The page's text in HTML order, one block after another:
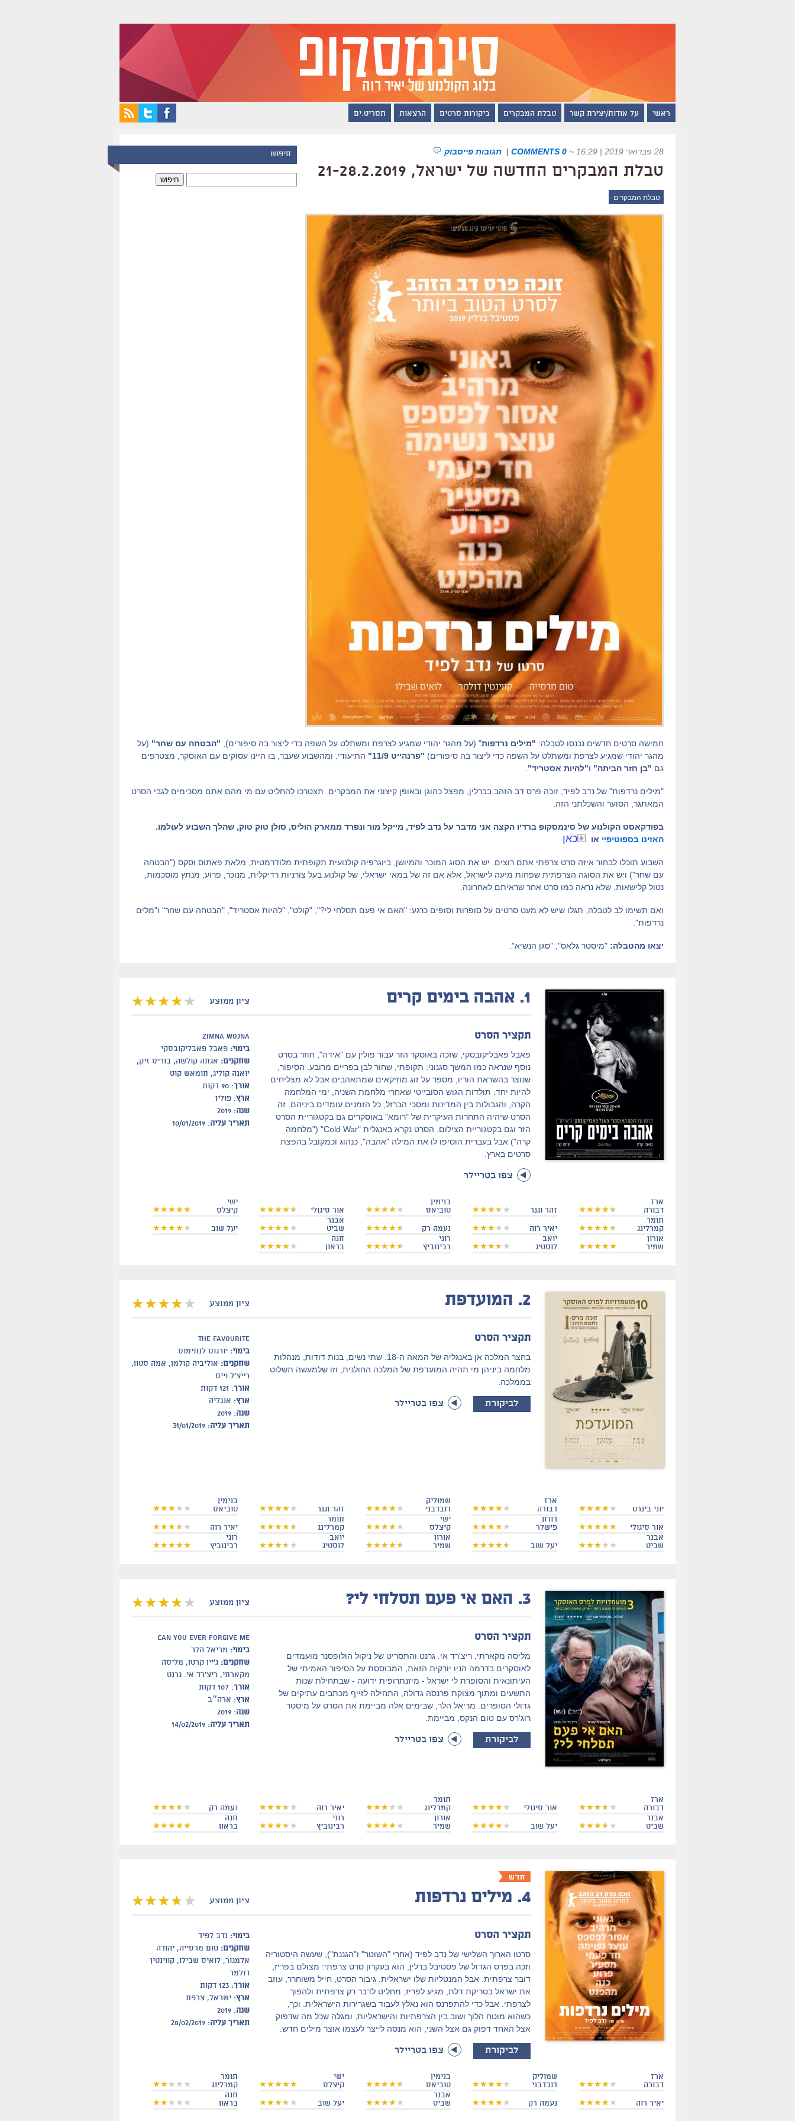
ראשי על אודות/יצירת קשר טבלת המבקרים ביקורות סרטים הרצאות תסריט.ים
חיפוש 28 פברואר 2019 | 16:29 ~
0 COMMENTS
| תגובות פייסבוק
טבלת המבקרים החדשה של ישראל, 21-28.2.2019
טבלת המבקרים
חמישה סרטים חדשים נכנסו לטבלה: "מילים נרדפות" (על מהגר יהודי שמגיע לצרפת ומשתלט על השפה כדי ליצור בה סיפורים), "הבטחה עם שחר" (על
מהגר יהודי שמגיע לצרפת ומשתלט על השפה כדי ליצור בה סיפורים) "פרנהייט 11/9"
התיעודי. ומהשבוע שעבר, בו היינו עסוקים עם האוסקר, מצטרפים
גם "בן חזר הביתה" ו"להיות אסטריד"
"מילים נרדפות" של נדב לפיד, זוכה פרס דב הזהב בברלין, מפצל כהוגן ובאופן קיצוני את המבקרים. תצטרכו להחליט עם מי מהם אתם מסכימים לגבי הסרט
המאתגר, הסוער והשכלתני הזה.
בפודקאסט הקולנוע של סינמסקופ ברדיו הקצה אני מדבר על נדב לפיד, מייקל מור ונפרד ממארק הוליס, סולן טוק טוק, שהלך השבוע לעולמו.
האזינו בספוטיפיי או כאן
השבוע תוכלו לבחור איזה סרט צרפתי אתם רוצים. יש את הסוג המוכר והמיושן, ביוגרפיה קולנועית תקופתית מלודרמטית, מלאת פאתוס וסקס ("הבטחה
עם שחר") ויש את הסוגה הצרפתית שפחות מיעה לישראל, אלא אם זה של במאי ישראלי, של קולנוע בעל צורניות רדיקלית, מנוכר, פרוע, מנתץ מוסכמות,
נטול קלישאות, שלא נראה כמו סרט אחר שראיתם לאחרונה.
ואם תשימו לב לטבלה, תגלו שיש לא מעט סרטים על סופרות וסופים כרגע: "האם אי פעם תסלחי לי?", "קולט", "להיות אסטריד", "הבטחה עם שחר" ו"מלים
נרדפות".
יצאו מהטבלה: "מיסטר גלאס", "סגן הנשיא".
ציון ממוצע 1. אהבה בימים קרים
Zimna wojna
בימוי: פאבל פאבליקובסקי
שחקנים: אגתה קולשה, בוריס זיק,
יואנה קוליג, תומאש קוט
אורך: 90 דקות
ארץ: פולין
שנה: 2019
תאריך עליה: 10/01/2019
תקציר הסרט
פאבל פאבליקובסקי, שזכה באוסקר הזר עבור פולין עם "אידה", חוזר בסרט
נוסף שנראה כמו המשך סגנוני: תקופתי, שחור לבן בפריים מרובע. הסיפור,
שנוצר בהשראת הוריו, מספר על זוג מוזיקאים שמתאהבים אבל לא מצליחים
להיות יחד: תולדות הגוש הסובייטי שאחרי מלחמת השניה, ימי המלחמה
הקרה, והגבולות בין המדינות ומסכי הברזל, כל הזמנים עומדים ביניהם. זה
הסרט שיהיה התחרות העיקרית של "רומא" באוסקרים גם בקטגוריית הסרט
הזר וגם בקטגוריית הצילום. הסרט נקרא באנגלית "Cold War" ("מלחמה
קרה") אבל בעברית הוסיפו לו את המילה "אהבה", כנהוג וכמקובל בהפצת
סרטים בארץ.
צפו בטריילר
ארז
דבורה
זהר וגנר
בנימין
טוביאס
אור סיגולי
ישי
קיצלס
תומר
קמרלינג
יאיר רוה נעמה רק
אבנר
שביט
יעל שוב
אורון
שמיר
יואב
לוסטיג
רוני
רבינוביץ
חנה
בראון
ציון ממוצע 2. המועדפת
the favourite
בימוי: יורגוס לנתימוס
שחקנים: אוליביה קולמן, אמה סטון,
רייצ'ל וייס
אורך: 121 דקות
ארץ: אנגליה
שנה: 2019
תאריך עליה: 31/01/2019
תקציר הסרט
בחצר המלכה אן באנגליה של המאה ה-18: שתי נשים, בנות דודות, מנהלות
מלחמה ביניהן מי תהיה המועדפת של המלכה החולנית, וזו שלמעשה תשלוט
בממלכה.
לביקורת צפו בטריילר
יוני בינרט
ארז
דבורה
שמוליק
דובדבני
זהר וגנר
בנימין
טוביאס
אור סיגולי
דורון
פישלר
ישי
קיצלס
תומר
קמרלינג
יאיר רוה
אבנר
שביט
יעל שוב
אורון
שמיר
יואב
לוסטיג
רוני
רבינוביץ
ציון ממוצע 3. האם אי פעם תסלחי לי?
can you ever forgive me
בימוי: מריאל הלר
שחקנים: ג'יין קרטן, מליסה
מקארתי, ריצ'רד אי. גרנט
אורך: 107 דקות
ארץ: ארה״ב
שנה: 2019
תאריך עליה: 14/02/2019
תקציר הסרט
מליסה מקארתי, ריצ'רד אי. גרנט והתסריט של ניקול הולופסנר מועמדים
לאוסקרים בדרמה הניו יורקית הזאת, המבוססת על הסיפור האמיתי של
העיתונאית והסופרת לי ישראל - מיזנתרופית ידועה - שבתחילת שנות
התשעים ומתוך מצוקת פרנסה גדולה, התחילה לזייף מכתבים עתיקים של
גדולי הסופרים. מריאל הלר, שבימים אלה מביימת את הסרט על מיסטר
רוג'רס עם טום הנקס, מביימת.
לביקורת צפו בטריילר
ארז
דבורה
אור סיגולי
תומר
קמרלינג
יאיר רוה
נעמה רק
אבנר
שביט
יעל שוב
אורון
שמיר
רוני
רבינוביץ
חנה
בראון
ציון ממוצע 4. מילים נרדפות
בימוי: נדב לפיד
שחקנים: טום מרסייה, יהודה
אלמגור, לואיס שבילו, קווינטין
דולמר
אורך: 123 דקות
ארץ: ישראל, צרפת
שנה: 2019
תאריך עליה: 28/02/2019
תקציר הסרט
סרטו הארוך השלישי של נדב לפיד (אחרי "השוטר" ו"הגננת"), שעשה היסטוריה
וזכה בפרס הגדול של פסטיבל ברלין, הוא בעקרון סרט צרפתי: מצולם בפריז,
דובר צרפתית. אבל המנטליות שלו ישראלית: גיבור הסרט, חייל משוחרר, עוזב
את ישראל בטריקת דלת, מגיע לפריז, מחליט לדבר רק צרפתית ולהפוך
לצרפתי. אבל כדי להתפרנס הוא נאלץ לעבוד בשגרירות הישראלית. וכך,
כשהוא מוטח הלוך ושוב בין הצרפתיות והישראליות, ומגלה שכל מה שדפוק
אצל האחד דפוק גם אצל השני, הוא מנסה לייצר לעצמו אוצר מילים חדש.
לביקורת צפו בטריילר
ארז
דבורה
שמוליק
דובדבני
בנימין
טוביאס
ישי
קיצלס
תומר
קמרלינג
יאיר רוה נעמה רק
אבנר
שביט
יעל שוב
חנה
בראון